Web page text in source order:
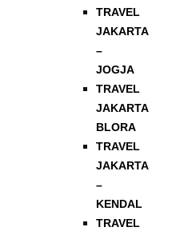
TRAVEL
JAKARTA
–
JOGJA
TRAVEL
JAKARTA
BLORA
TRAVEL
JAKARTA
–
KENDAL
TRAVEL